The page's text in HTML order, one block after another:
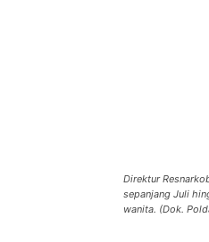
Direktur
sepanjang Juli
wanita. (Dok.